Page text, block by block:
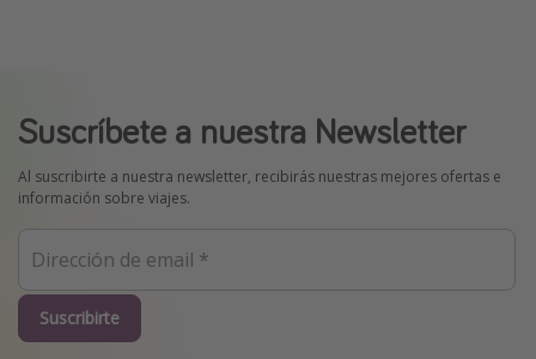
Suscríbete a nuestra Newsletter
Al suscribirte a nuestra newsletter, recibirás nuestras mejores ofertas e
información sobre viajes.
Suscribirte